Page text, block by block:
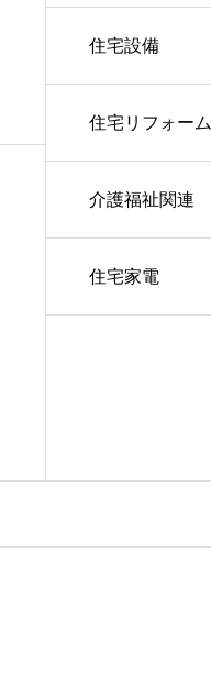
住宅設備
住宅リフォーム
介護福祉関連
住宅家電